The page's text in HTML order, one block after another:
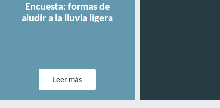
Encuesta: formas de
aludir a la lluvia ligera
Leer más